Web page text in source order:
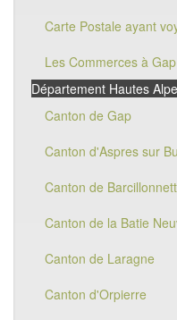
Carte Postale ayant
Les Commerces à
Département Hautes
Canton de Gap
Canton d'Aspres sur
Canton de
Canton de la Batie
Canton de Laragne
Canton d'Orpierre